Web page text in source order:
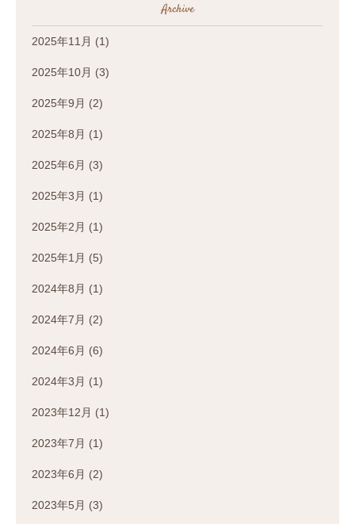
Archive
2025年11月 (1)
2025年10月 (3)
2025年9月 (2)
2025年8月 (1)
2025年6月 (3)
2025年3月 (1)
2025年2月 (1)
2025年1月 (5)
2024年8月 (1)
2024年7月 (2)
2024年6月 (6)
2024年3月 (1)
2023年12月 (1)
2023年7月 (1)
2023年6月 (2)
2023年5月 (3)